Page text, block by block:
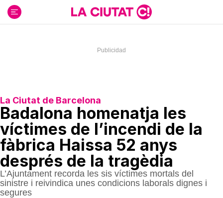
contenido
La Ciutat de Barcelona
Badalona homenatja les
víctimes de l’incendi de la
fàbrica Haissa 52 anys
després de la tragèdia
L’Ajuntament recorda les sis víctimes mortals del
sinistre i reivindica unes condicions laborals dignes i
segures